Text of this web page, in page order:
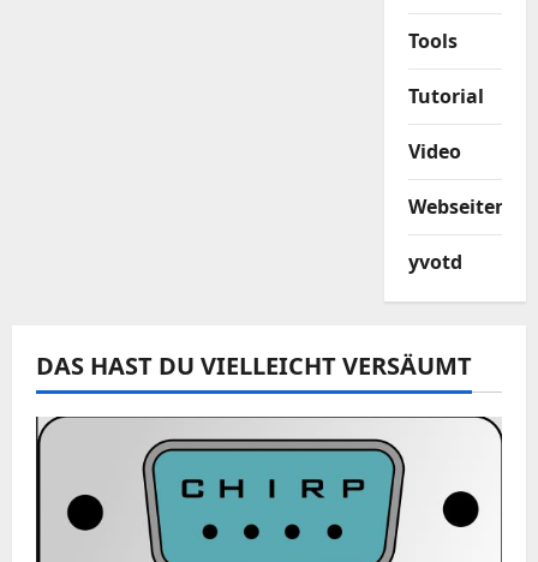
Tools
Tutorial
Video
Webseiten
yvotd
DAS HAST DU VIELLEICHT VERSÄUMT